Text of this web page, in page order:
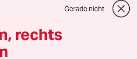
Gerade nicht
rechts